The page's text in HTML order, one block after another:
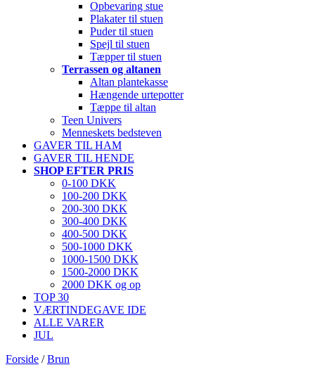
Opbevaring stue
Plakater til stuen
Puder til stuen
Spejl til stuen
Tæpper til stuen
Terrassen og altanen
Altan plantekasse
Hængende urtepotter
Tæppe til altan
Teen Univers
Menneskets bedsteven
GAVER TIL HAM
GAVER TIL HENDE
SHOP EFTER PRIS
0-100 DKK
100-200 DKK
200-300 DKK
300-400 DKK
400-500 DKK
500-1000 DKK
1000-1500 DKK
1500-2000 DKK
2000 DKK og op
TOP 30
VÆRTINDEGAVE IDE
ALLE VARER
JUL
Forside /Brun